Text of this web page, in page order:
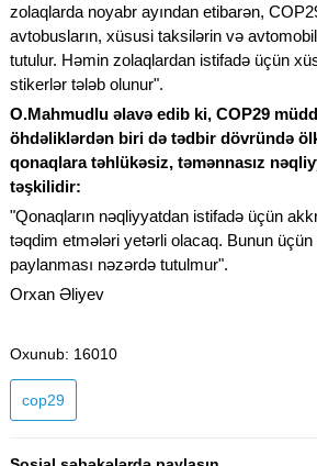
zolaqlarda noyabr ayından etibarən,
avtobusların, xüsusi taksilərin və
tutulur. Həmin zolaqlardan istifadə üçün
stikerlər tələb olunur".
O.Mahmudlu əlavə edib ki, COP29
öhdəliklərdən biri də tədbir dövründə
qonaqlara təhlükəsiz, təmənnasız
təşkilidir:
"Qonaqların nəqliyyatdan istifadə üçün
təqdim etmələri yetərli olacaq. Bunun üçün
paylanması nəzərdə tutulmur".
Orxan Əliyev
Oxunub: 16010
cop29